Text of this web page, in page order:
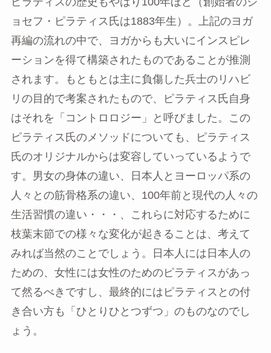
ョセフ・ピラティス氏は1883年生）。上記のヨガ
再編の流れの中で、ヨガからも大いにインスピレ
ーションを得て構築されたものであることが推測
されます。もともとは主に負傷した兵士のリハビ
リの目的で考案されたもので、ピラティス氏自身
はそれを「コントロロジー」と呼びました。この
ピラティス氏のメソッドについても、ピラティス
氏のオリジナルからは変容していっているようで
す。男女の身体の違い、日本人とヨーロッパ系の
人々との筋骨格系の違い、100年前と現代の人々の
生活習慣の違い・・・、これらに対応するために
枝葉末節での様々な変化が起きることは、考えて
みれば当然のことでしょう。日本人には日本人の
ための、女性には女性のためのピラティスがあっ
て然るべきですし、最終的にはピラティスとの付
き合い方も「ひとりひとつずつ」のものなのでし
ょう。